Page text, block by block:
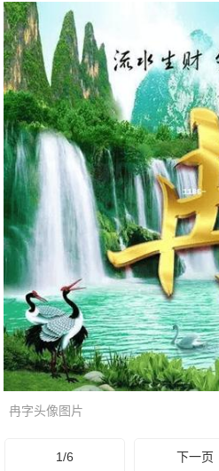
冉字头像图片
1/6 下一页